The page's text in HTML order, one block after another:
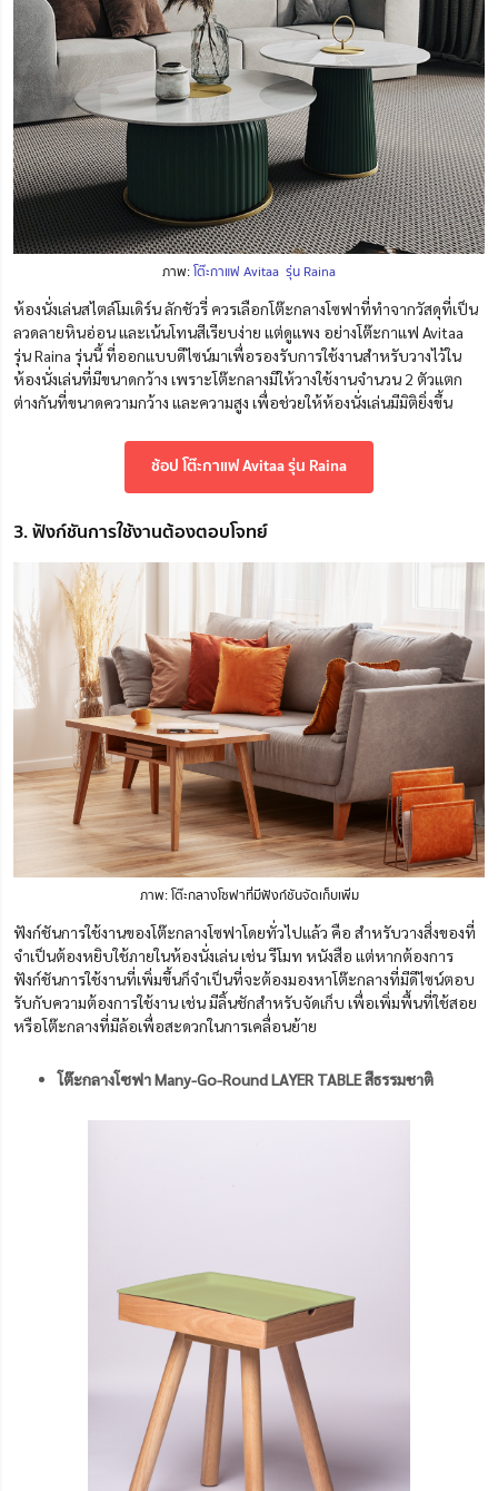
ภาพ:โต๊ะกาแฟ Avitaa รุ่น Raina
ห้องนั่งเล่นสไตล์โมเดิร์น ลักชัวรี่ ควรเลือกโต๊ะกลางโซฟาที่ทำจากวัสดุที่เป็น
ลวดลายหินอ่อน และเน้นโทนสีเรียบง่าย แต่ดูแพง อย่างโต๊ะกาแฟ Avitaa
รุ่น Raina รุ่นนี้ ที่ออกแบบดีไซน์มาเพื่อรองรับการใช้งานสำหรับวางไว้ใน
ห้องนั่งเล่นที่มีขนาดกว้าง เพราะโต๊ะกลางมีให้วางใช้งานจำนวน 2 ตัวแตก
ต่างกันที่ขนาดความกว้าง และความสูง เพื่อช่วยให้ห้องนั่งเล่นมีมิติยิ่งขึ้น
ช้อป โต๊ะกาแฟ Avitaa รุ่น Raina
3. ฟังก์ชันการใช้งานต้องตอบโจทย์
ภาพ: โต๊ะกลางโซฟาที่มีฟังก์ชันจัดเก็บเพิ่ม
ฟังก์ชันการใช้งานของโต๊ะกลางโซฟาโดยทั่วไปแล้ว คือ สำหรับวางสิ่งของที่
จำเป็นต้องหยิบใช้ภายในห้องนั่งเล่น เช่น รีโมท หนังสือ แต่หากต้องการ
ฟังก์ชันการใช้งานที่เพิ่มขึ้นก็จำเป็นที่จะต้องมองหาโต๊ะกลางที่มีดีไซน์ตอบ
รับกับความต้องการใช้งาน เช่น มีลิ้นชักสำหรับจัดเก็บ เพื่อเพิ่มพื้นที่ใช้สอย
หรือโต๊ะกลางที่มีล้อเพื่อสะดวกในการเคลื่อนย้าย
โต๊ะกลางโซฟา Many-Go-Round LAYER TABLE สีธรรมชาติ